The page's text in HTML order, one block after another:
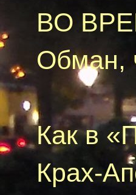
ВО
Обман,
Как в
Крах-